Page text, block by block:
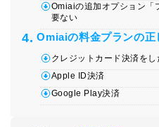
Omiaiの追加オプション「
要ない
Omiaiの料金プランの正
クレジットカード決済を
Apple ID決済
Google Play決済